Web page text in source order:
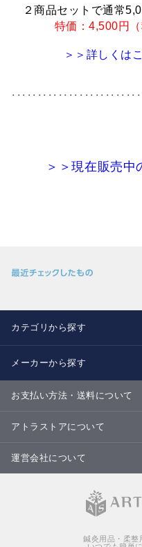
２商品セットで通常
特価：4,500円（
＞＞詳しくは
････････････････････････
＞＞現在販売中
カテゴリから探す
メーカーから探す
お支払い方法・送料について
お支払い方法
送料について
配送・納期
キャンセル・返品・交換につ
アトラストアについて
当サイトについて
ご利用規約
ご利用ガイド
Ｑ＆Ａ
商品のご提案について
運営会社について
特定商取引法に基づく表記
個人情報の取扱いについて
鍼灸用品・柔整